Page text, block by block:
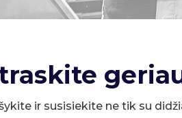
ir susisiekite ne tik su